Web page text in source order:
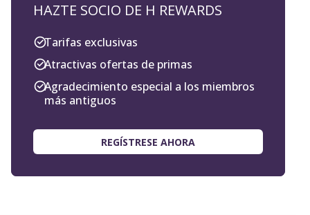
HAZTE SOCIO DE H REWARDS
Tarifas exclusivas
Atractivas ofertas de primas
Agradecimiento especial a los miembros
más antiguos
REGÍSTRESE AHORA